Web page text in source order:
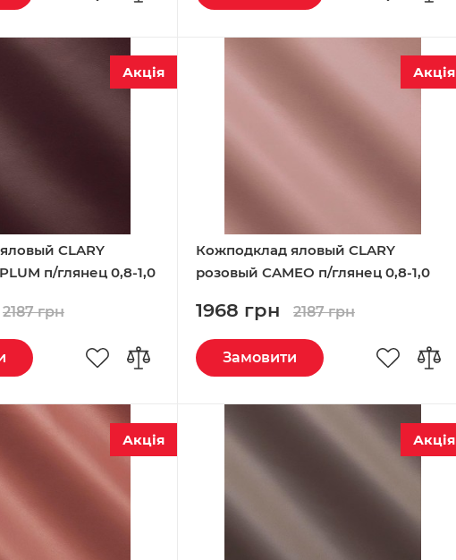
Акція
CLARY
п/глянец 0,8-1,0
2187 грн
Акція
Кожподклад яловый CLARY
розовый CAMEO п/глянец 0,8-1,0
1968 грн 2187 грн
Замовити
Акція Акція